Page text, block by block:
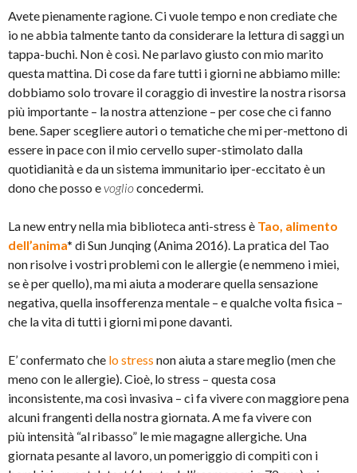
Avete pienamente ragione. Ci vuole tempo e non crediate che
io ne abbia talmente tanto da considerare la lettura di saggi un
tappa-buchi. Non è così. Ne parlavo giusto con mio marito
questa mattina. Di cose da fare tutti i giorni ne abbiamo mille:
dobbiamo solo trovare il coraggio di investire la nostra risorsa
più importante – la nostra attenzione – per cose che ci fanno
bene. Saper scegliere autori o tematiche che mi per-mettono di
essere in pace con il mio cervello super-stimolato dalla
quotidianità e da un sistema immunitario iper-eccitato è un
dono che posso evoglioconcedermi.
La new entry nella mia biblioteca anti-stress è Tao, alimento
dell’anima* di Sun Junqing (Anima 2016). La pratica del Tao
non risolve i vostri problemi con le allergie (e nemmeno i miei,
se è per quello), ma mi aiuta a moderare quella sensazione
negativa, quella insofferenza mentale – e qualche volta fisica –
che la vita di tutti i giorni mi pone davanti.
E’ confermato che lo stress non aiuta a stare meglio (men che
meno con le allergie). Cioè, lo stress – questa cosa
inconsistente, ma così invasiva – ci fa vivere con maggiore pena
alcuni frangenti della nostra giornata. A me fa vivere con
più intensità “al ribasso” le mie magagne allergiche. Una
giornata pesante al lavoro, un pomeriggio di compiti con i